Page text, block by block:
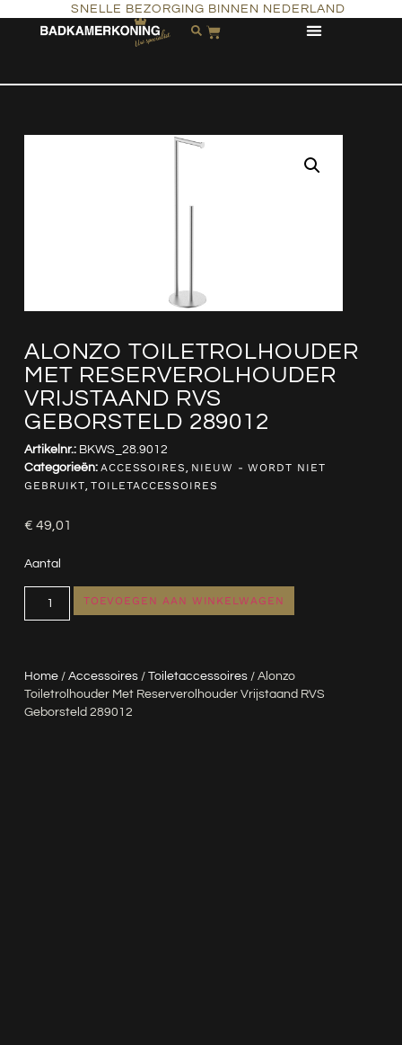
SNELLE BEZORGING BINNEN NEDERLAND
ALONZO TOILETROLHOUDER
MET RESERVEROLHOUDER
VRIJSTAAND RVS
GEBORSTELD 289012
Home/ Accessoires/ Toiletaccessoires/ Alonzo
Toiletrolhouder Met Reserverolhouder Vrijstaand RVS
Geborsteld 289012
Artikelnr.: BKWS_28.9012
Categorieën: ACCESSOIRES, NIEUW - WORDT NIET
GEBRUIKT,TOILETACCESSOIRES
€ 49,01
Aantal
TOEVOEGEN AAN WINKELWAGEN